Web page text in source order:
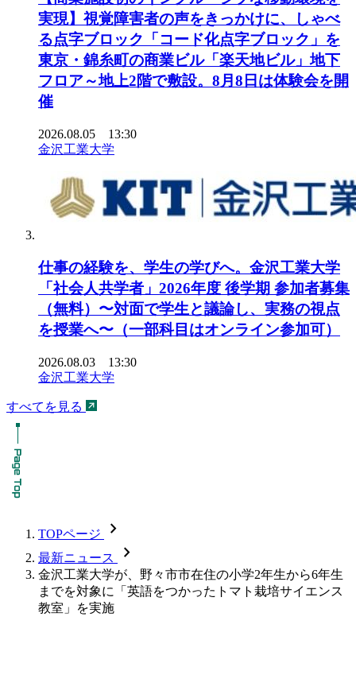
実現】視覚障害者の声をきっかけに、しゃべ
る点字ブロック「コード化点字ブロック」を
東京・錦糸町の商業ビル「楽天地ビル」地下
フロア～地上2階で敷設。8月8日は体験会を開
催
2026.08.05 13:30
金沢工業大学
仕事の経験を、学生の学びへ。金沢工業大学
「社会人共学者」2026年度 後学期 参加者募集
（無料）〜対面で学生と議論し、実務の視点
を授業へ〜（一部科目はオンライン参加可）
2026.08.03 13:30
金沢工業大学
すべてを見る
TOPページ chevron_forward
最新ニュース chevron_forward
金沢工業大学が、野々市市在住の小学2年生から6年生
までを対象に「英語をつかったトマト栽培サイエンス
教室」を実施